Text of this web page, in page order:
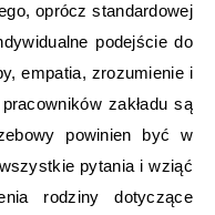
oprócz standardowej
podejście do
empatia, zrozumienie i
zakładu są
powinien być w
pytania i wziąć
rodziny dotyczące